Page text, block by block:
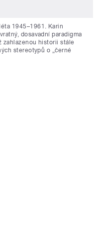
1945–1961. Karin
dosavadní paradigma
zahlazenou historii stále
stereotypů o „černé